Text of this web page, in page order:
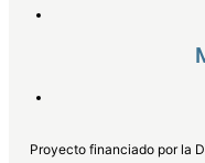
Proyecto financiado por la